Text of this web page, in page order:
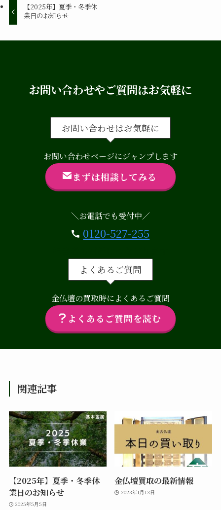
【2025年】夏季・冬季休
業日のお知らせ
お問い合わせやご質問はお気軽に
お問い合わせはお気軽に
お問い合わせページにジャンプします
まずは相談してみる
＼お電話でも受付中／
0120-527-255
よくあるご質問
金仏壇の買取時によくあるご質問
よくあるご質問を読む
関連記事
【2025年】夏季・冬季休
業日のお知らせ
2025年5月5日
金仏壇買取の最新情報
2023年1月13日